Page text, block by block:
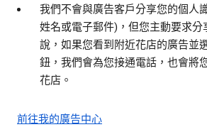
我們不會與廣告客戶分享您的個人
姓名或電子郵件)，但您主動要求分
說，如果您看到附近花店的廣告並
鈕，我們會為您接通電話，也會將
花店。
前往我的廣告中心